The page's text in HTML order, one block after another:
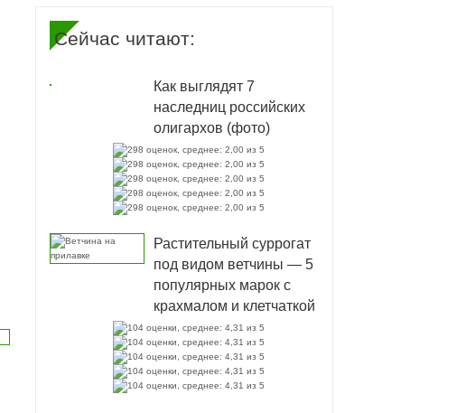
Сейчас читают:
Как выглядят 7
наследниц российских
олигархов (фото)
Растительный суррогат
под видом ветчины — 5
популярных марок с
крахмалом и клетчаткой